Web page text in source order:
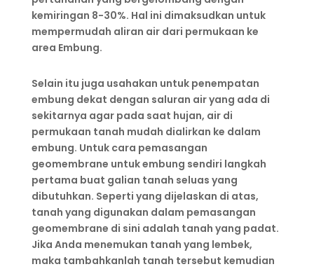
kemiringan 8-30%. Hal ini dimaksudkan untuk
mempermudah aliran air dari permukaan ke
area Embung.
Selain itu juga usahakan untuk penempatan
embung dekat dengan saluran air yang ada di
sekitarnya agar pada saat hujan, air di
permukaan tanah mudah dialirkan ke dalam
embung. Untuk cara pemasangan
geomembrane untuk embung sendiri langkah
pertama buat galian tanah seluas yang
dibutuhkan. Seperti yang dijelaskan di atas,
tanah yang digunakan dalam pemasangan
geomembrane di sini adalah tanah yang padat.
Jika Anda menemukan tanah yang lembek,
maka tambahkanlah tanah tersebut kemudian